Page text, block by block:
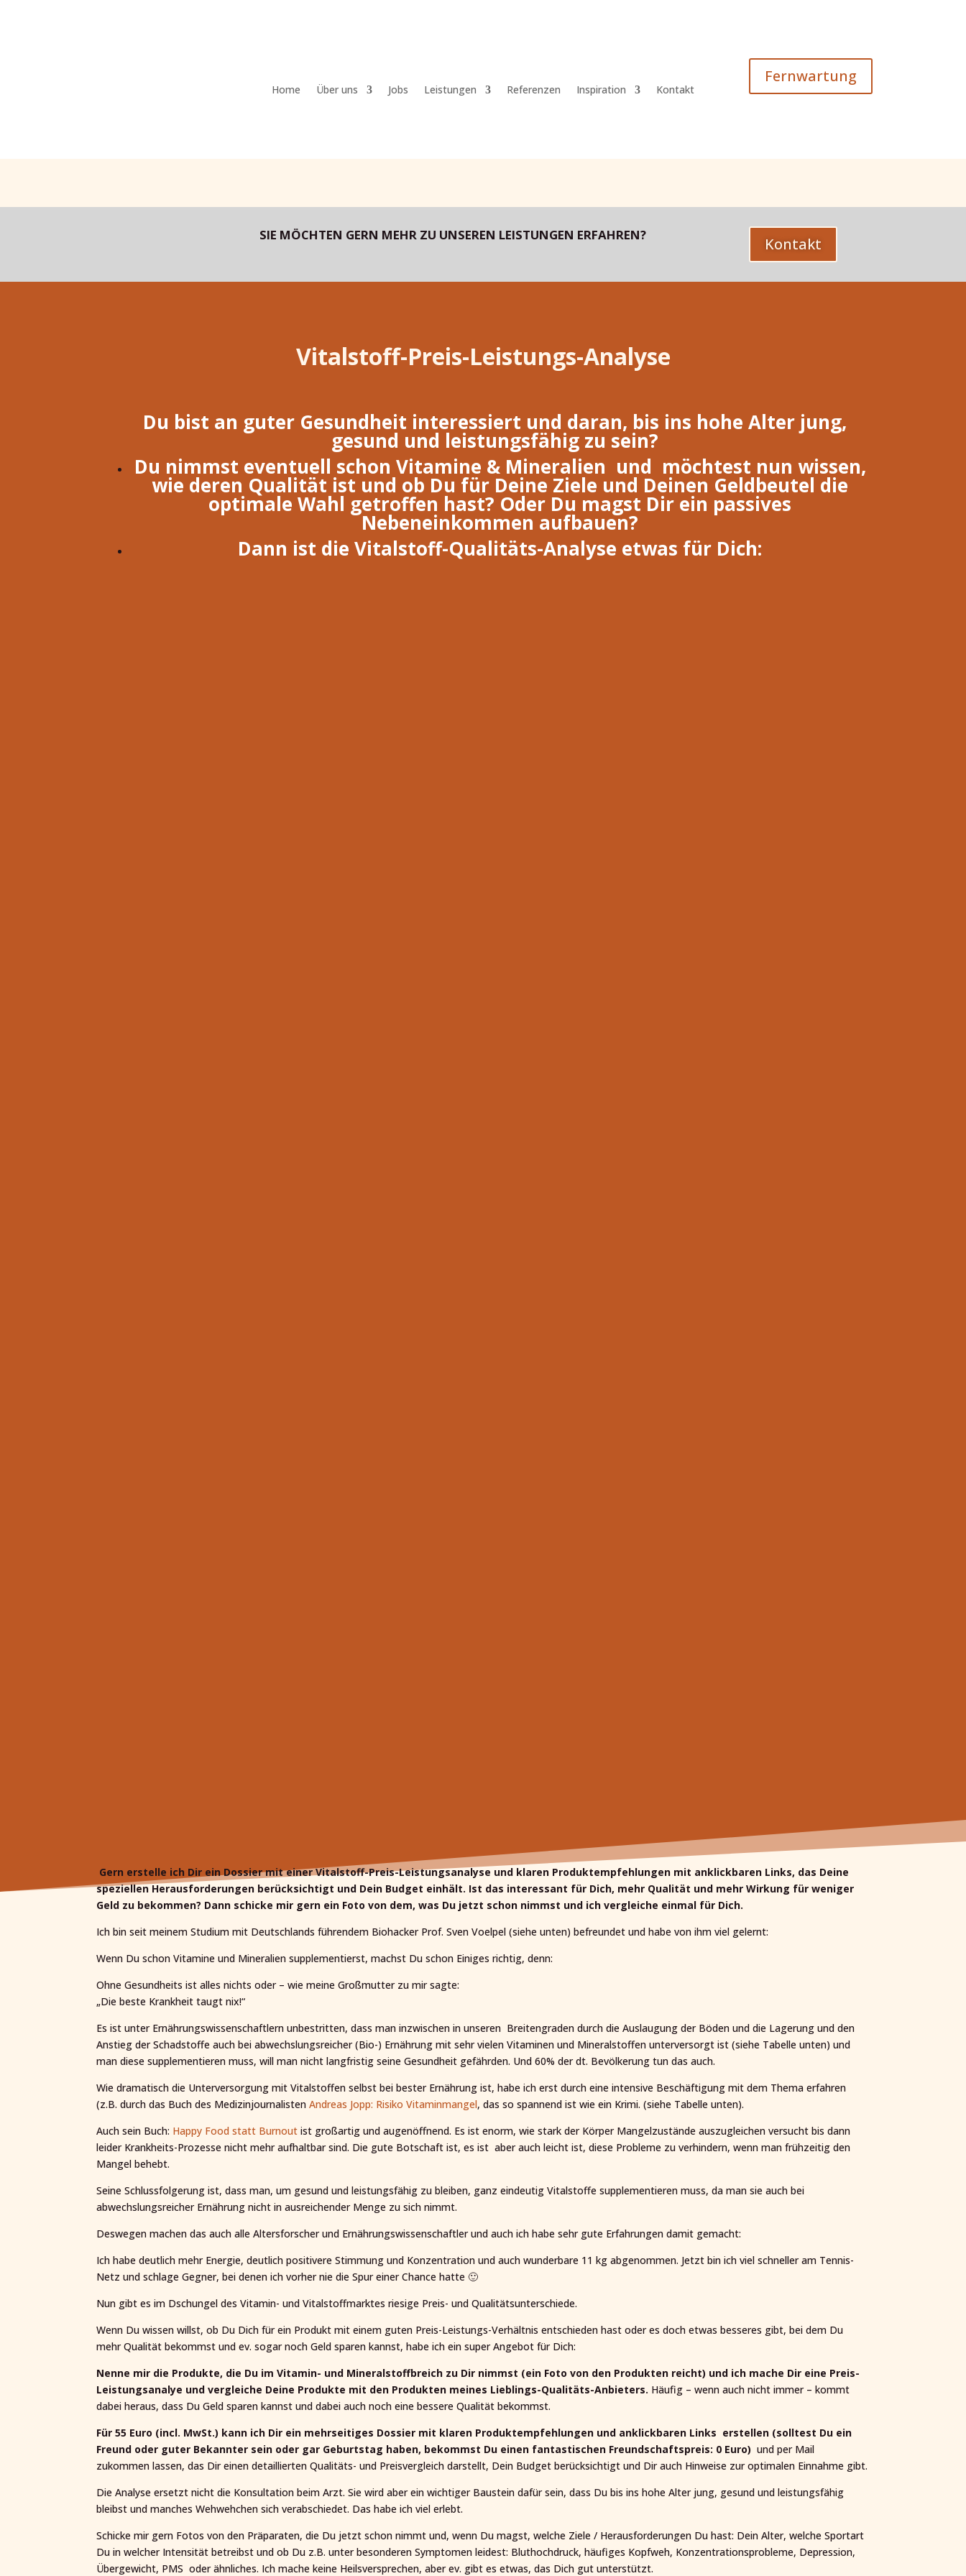
Home Über uns Jobs Leistungen Referenzen Inspiration Kontakt
Fernwartung
SIE MÖCHTEN GERN MEHR ZU UNSEREN LEISTUNGEN ERFAHREN? Kontakt
Vitalstoff-Preis-Leistungs-Analyse
Du bist an guter Gesundheit interessiert und daran, bis ins hohe Alter jung,
gesund und leistungsfähig zu sein?
Du nimmst eventuell schon Vitamine & Mineralien und möchtest nun wissen,
wie deren Qualität ist und ob Du für Deine Ziele und Deinen Geldbeutel die
optimale Wahl getroffen hast? Oder Du magst Dir ein passives
Nebeneinkommen aufbauen?
Dann ist die Vitalstoff-Qualitäts-Analyse etwas für Dich:
Gern erstelle ich Dir ein Dossier mit einer Vitalstoff-Preis-Leistungsanalyse und klaren Produktempfehlungen mit anklickbaren Links, das Deine
speziellen Herausforderungen berücksichtigt und Dein Budget einhält. Ist das interessant für Dich, mehr Qualität und mehr Wirkung für weniger
Geld zu bekommen? Dann schicke mir gern ein Foto von dem, was Du jetzt schon nimmst und ich vergleiche einmal für Dich.
Ich bin seit meinem Studium mit Deutschlands führendem Biohacker Prof. Sven Voelpel (siehe unten) befreundet und habe von ihm viel gelernt:
Wenn Du schon Vitamine und Mineralien supplementierst, machst Du schon Einiges richtig, denn:
Ohne Gesundheits ist alles nichts oder – wie meine Großmutter zu mir sagte:
„Die beste Krankheit taugt nix!“
Es ist unter Ernährungswissenschaftlern unbestritten, dass man inzwischen in unseren Breitengraden durch die Auslaugung der Böden und die Lagerung und den
Anstieg der Schadstoffe auch bei abwechslungsreicher (Bio-) Ernährung mit sehr vielen Vitaminen und Mineralstoffen unterversorgt ist (siehe Tabelle unten) und
man diese supplementieren muss, will man nicht langfristig seine Gesundheit gefährden. Und 60% der dt. Bevölkerung tun das auch.
Wie dramatisch die Unterversorgung mit Vitalstoffen selbst bei bester Ernährung ist, habe ich erst durch eine intensive Beschäftigung mit dem Thema erfahren
(z.B. durch das Buch des MedizinjournalistenAndreas Jopp: Risiko Vitaminmangel, das so spannend ist wie ein Krimi. (siehe Tabelle unten).
Auch sein Buch: Happy Food statt Burnout ist großartig und augenöffnend. Es ist enorm, wie stark der Körper Mangelzustände auszugleichen versucht bis dann
leider Krankheits-Prozesse nicht mehr aufhaltbar sind. Die gute Botschaft ist, es ist aber auch leicht ist, diese Probleme zu verhindern, wenn man frühzeitig den
Mangel behebt.
Seine Schlussfolgerung ist, dass man, um gesund und leistungsfähig zu bleiben, ganz eindeutig Vitalstoffe supplementieren muss, da man sie auch bei
abwechslungsreicher Ernährung nicht in ausreichender Menge zu sich nimmt.
Deswegen machen das auch alle Altersforscher und Ernährungswissenschaftler und auch ich habe sehr gute Erfahrungen damit gemacht:
Ich habe deutlich mehr Energie, deutlich positivere Stimmung und Konzentration und auch wunderbare 11 kg abgenommen. Jetzt bin ich viel schneller am Tennis-
Netz und schlage Gegner, bei denen ich vorher nie die Spur einer Chance hatte 🙂
Nun gibt es im Dschungel des Vitamin- und Vitalstoffmarktes riesige Preis- und Qualitätsunterschiede.
Wenn Du wissen willst, ob Du Dich für ein Produkt mit einem guten Preis-Leistungs-Verhältnis entschieden hast oder es doch etwas besseres gibt, bei dem Du
mehr Qualität bekommst und ev. sogar noch Geld sparen kannst, habe ich ein super Angebot für Dich:
Nenne mir die Produkte, die Du im Vitamin- und Mineralstoffbreich zu Dir nimmst (ein Foto von den Produkten reicht) und ich mache Dir eine Preis-
Leistungsanalye und vergleiche Deine Produkte mit den Produkten meines Lieblings-Qualitäts-Anbieters. Häufig – wenn auch nicht immer – kommt
dabei heraus, dass Du Geld sparen kannst und dabei auch noch eine bessere Qualität bekommst.
Für 55 Euro (incl. MwSt.) kann ich Dir ein mehrseitiges Dossier mit klaren Produktempfehlungen und anklickbaren Links erstellen (solltest Du ein
Freund oder guter Bekannter sein oder gar Geburtstag haben, bekommst Du einen fantastischen Freundschaftspreis: 0 Euro) und per Mail
zukommen lassen, das Dir einen detaillierten Qualitäts- und Preisvergleich darstellt, Dein Budget berücksichtigt und Dir auch Hinweise zur optimalen Einnahme gibt.
Die Analyse ersetzt nicht die Konsultation beim Arzt. Sie wird aber ein wichtiger Baustein dafür sein, dass Du bis ins hohe Alter jung, gesund und leistungsfähig
bleibst und manches Wehwehchen sich verabschiedet. Das habe ich viel erlebt.
Schicke mir gern Fotos von den Präparaten, die Du jetzt schon nimmt und, wenn Du magst, welche Ziele / Herausforderungen Du hast: Dein Alter, welche Sportart
Du in welcher Intensität betreibst und ob Du z.B. unter besonderen Symptomen leidest: Bluthochdruck, häufiges Kopfweh, Konzentrationsprobleme, Depression,
Übergewicht, PMS oder ähnliches. Ich mache keine Heilsversprechen, aber ev. gibt es etwas, das Dich gut unterstützt.